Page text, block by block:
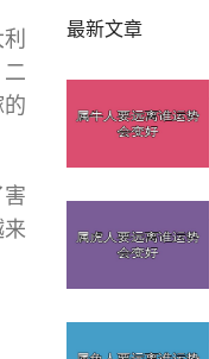
最新文章